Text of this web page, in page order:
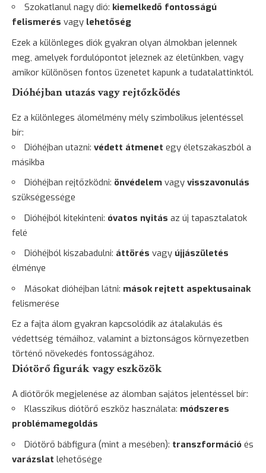
Szokatlanul nagy dió: kiemelkedő fontosságú
felismerés vagy lehetőség
Ezek a különleges diók gyakran olyan álmokban jelennek
meg, amelyek fordulópontot jeleznek az életünkben, vagy
amikor különösen fontos üzenetet kapunk a tudatalattinktól.
Dióhéjban utazás vagy rejtőzködés
Ez a különleges álomélmény mély szimbolikus jelentéssel
bír:
Dióhéjban utazni: védett átmenet egy életszakaszból a
másikba
Dióhéjban rejtőzködni: önvédelem vagy visszavonulás
szükségessége
Dióhéjból kitekinteni: óvatos nyitás az új tapasztalatok
felé
Dióhéjból kiszabadulni: áttörés vagy újjászületés
élménye
Másokat dióhéjban látni: mások rejtett aspektusainak
felismerése
Ez a fajta álom gyakran kapcsolódik az átalakulás és
védettség témáihoz, valamint a biztonságos környezetben
történő növekedés fontosságához.
Diótörő figurák vagy eszközök
A diótörők megjelenése az álomban sajátos jelentéssel bír:
Klasszikus diótörő eszköz használata: módszeres
problémamegoldás
Diótörő bábfigura (mint a mesében): transzformáció és
varázslat lehetősége